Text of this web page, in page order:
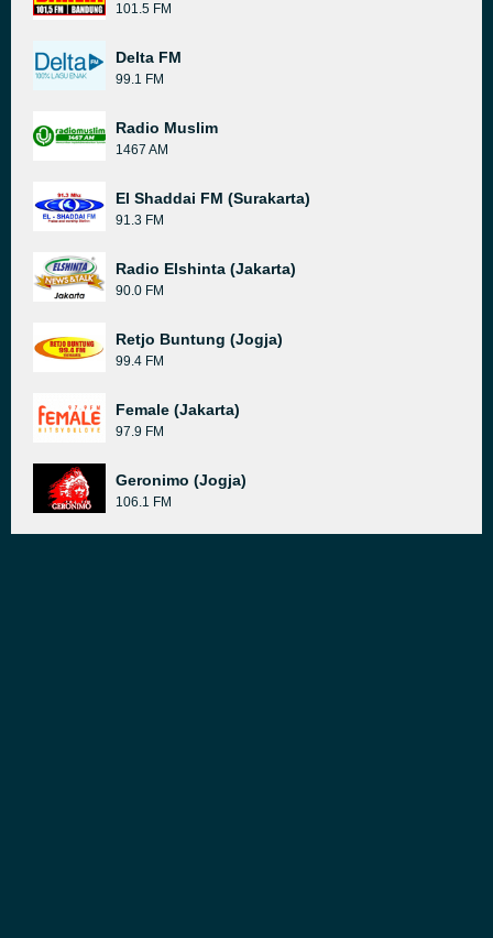
101.5 FM
Delta FM
99.1 FM
Radio Muslim
1467 AM
El Shaddai FM (Surakarta)
91.3 FM
Radio Elshinta (Jakarta)
90.0 FM
Retjo Buntung (Jogja)
99.4 FM
Female (Jakarta)
97.9 FM
Geronimo (Jogja)
106.1 FM